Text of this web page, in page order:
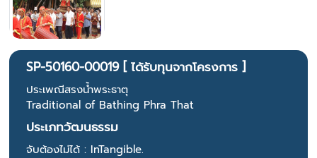
SP-50160-00019 [ ได้รับทุนจากโครงการ ]
ประเพณีสรงน้ำพระธาตุ
Traditional of Bathing Phra That
ประเภทวัฒนธรรม
จับต้องไม่ได้ : InTangible.